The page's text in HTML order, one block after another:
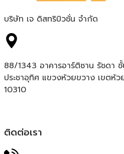
บริษัท เจ ดิสทริบิวชั่น จำกัด
88/1343 อาคารอาร์ติซาน รัชดา
ประชาอุทิศ แขวงห้วยขวาง เขตห้
10310
ติดต่อเรา